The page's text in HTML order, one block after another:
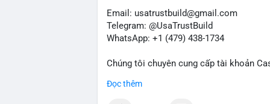
sàn lớn thay vì phản ứng theo cảm xúc.
giao dịch.
Email: usatrustbuild@gmail.com
Telegram: @UsaTrustBuild
WhatsApp: +1 (479) 438-1734
Chúng tôi chuyên cung cấp tài khoản
toán USDT và các giao dịch tiền mặt tại
Đọc thêm